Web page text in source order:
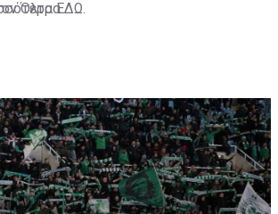
Όλτρα.ΕΔΩ